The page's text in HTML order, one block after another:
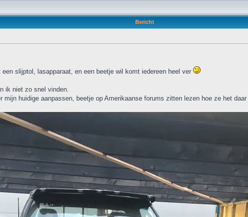
Bericht
een slijptol, lasapparaat, en een beetje wil komt iedereen heel ver
ik niet zo snel vinden.
huidige aanpassen, beetje op Amerikaanse forums zitten lezen hoe ze het